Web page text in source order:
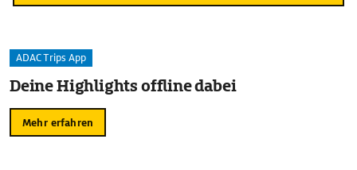
ADAC Trips App
Deine Highlights offline dabei
Mehr erfahren